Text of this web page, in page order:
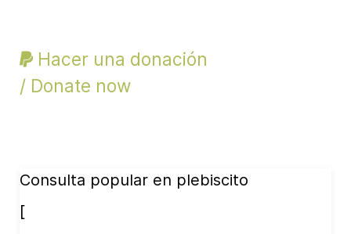
Hacer una donación
/ Donate now
Consulta popular en plebiscito
[